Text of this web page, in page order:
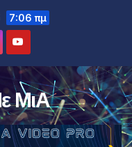
7:06 πμ
ΜιΑ